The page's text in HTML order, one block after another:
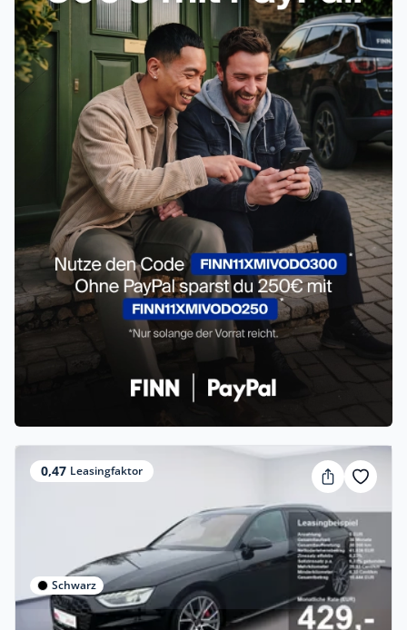
0,47 Leasingfaktor
Schwarz